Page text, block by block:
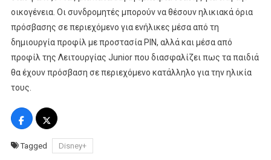
οικογένεια. Οι συνδρομητές μπορούν να θέσουν ηλικιακά όρια
πρόσβασης σε περιεχόμενο για ενήλικες μέσα από τη
δημιουργία προφίλ με προστασία PIN, αλλά και μέσα από
προφίλ της Λειτουργίας Junior που διασφαλίζει πως τα παιδιά
θα έχουν πρόσβαση σε περιεχόμενο κατάλληλο για την ηλικία
τους.
Tagged Disney+